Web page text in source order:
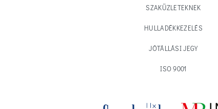
SZAKÜZLETEKNEK
HULLADÉKKEZELÉS
JÓTÁLLÁSI JEGY
ISO 9001